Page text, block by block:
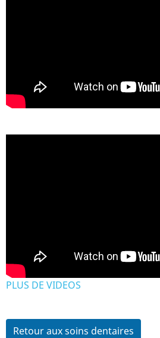
PLUS DE VIDEOS
Retour aux soins dentaires